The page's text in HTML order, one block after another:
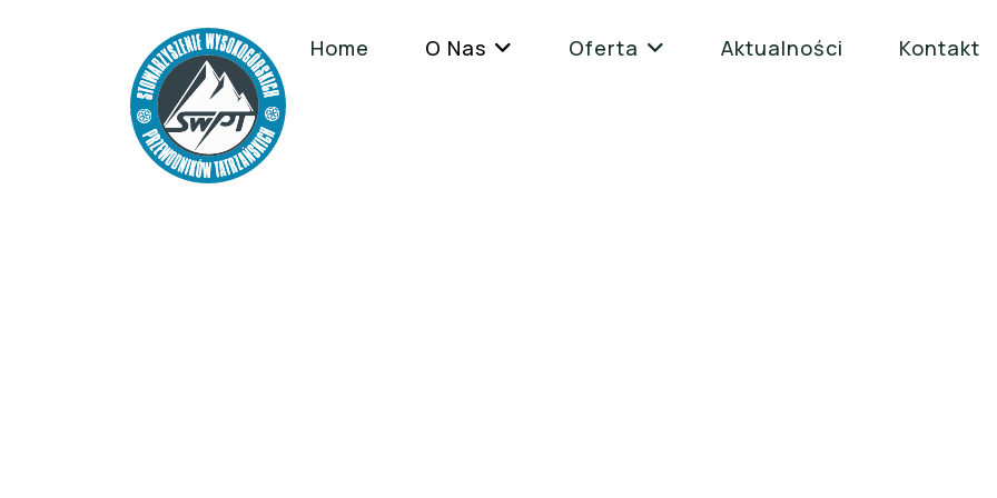
Home O Nas Oferta Aktualności Kontakt